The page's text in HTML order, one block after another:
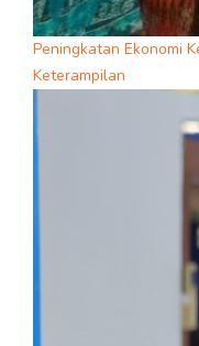
Peningkatan Ekonomi
Keterampilan